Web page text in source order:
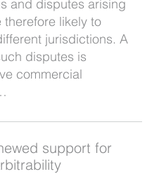
and disputes arising
likely to
jurisdictions. A
disputes is
commercial
support for